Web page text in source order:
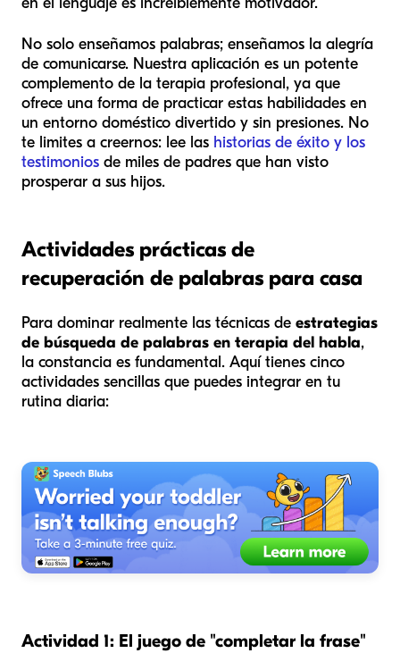
No solo enseñamos palabras; enseñamos la alegría
de comunicarse. Nuestra aplicación es un potente
complemento de la terapia profesional, ya que
ofrece una forma de practicar estas habilidades en
un entorno doméstico divertido y sin presiones. No
te limites a creernos: lee las historias de éxito y los
testimonios de miles de padres que han visto
prosperar a sus hijos.
Actividades prácticas de
recuperación de palabras para casa
Para dominar realmente las técnicas de estrategias
de búsqueda de palabras en terapia del habla,
la constancia es fundamental. Aquí tienes cinco
actividades sencillas que puedes integrar en tu
rutina diaria:
Actividad 1: El juego de "completar la frase"